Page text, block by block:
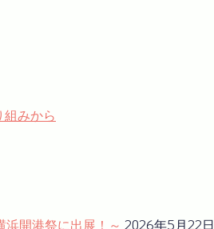
組みから
浜開港祭に出展！～ 2026年5月22日